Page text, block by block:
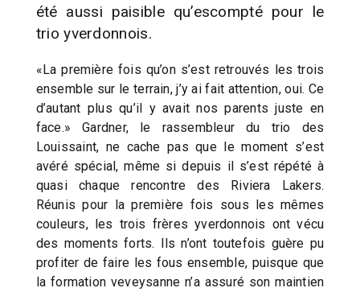
été aussi paisible qu’escompté pour le
trio yverdonnois.
«La première fois qu’on s’est retrouvés les trois
ensemble sur le terrain, j’y ai fait attention, oui. Ce
d’autant plus qu’il y avait nos parents juste en
face.» Gardner, le rassembleur du trio des
Louissaint, ne cache pas que le moment s’est
avéré spécial, même si depuis il s’est répété à
quasi chaque rencontre des Riviera Lakers.
Réunis pour la première fois sous les mêmes
couleurs, les trois frères yverdonnois ont vécu
des moments forts. Ils n’ont toutefois guère pu
profiter de faire les fous ensemble, puisque que
la formation veveysanne n’a assuré son maintien